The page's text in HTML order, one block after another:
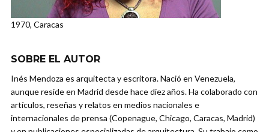
1970, Caracas
SOBRE EL AUTOR
Inés Mendoza es arquitecta y escritora. Nació en Venezuela,
aunque reside en Madrid desde hace diez años. Ha colaborado con
artículos, reseñas y relatos en medios nacionales e
internacionales de prensa (Copenague, Chicago, Caracas, Madrid)